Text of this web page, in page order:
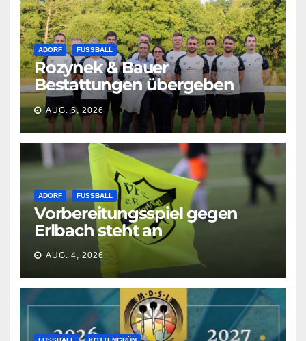
ADORF FUSSBALL
Rozynek & Bauer
Bestattungen übergeben
neue Shirts
AUG. 5, 2026
ADORF FUSSBALL
Vorbereitungsspiel gegen
Erlbach steht an
AUG. 4, 2026